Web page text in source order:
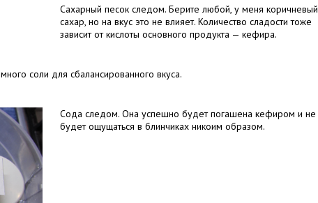
Сахарный песок следом. Берите любой, у меня коричневый
сахар, но на вкус это не влияет. Количество сладости тоже
зависит от кислоты основного продукта — кефира.
соли для сбалансированного вкуса.
Сода следом. Она успешно будет погашена кефиром и не
будет ощущаться в блинчиках никоим образом.